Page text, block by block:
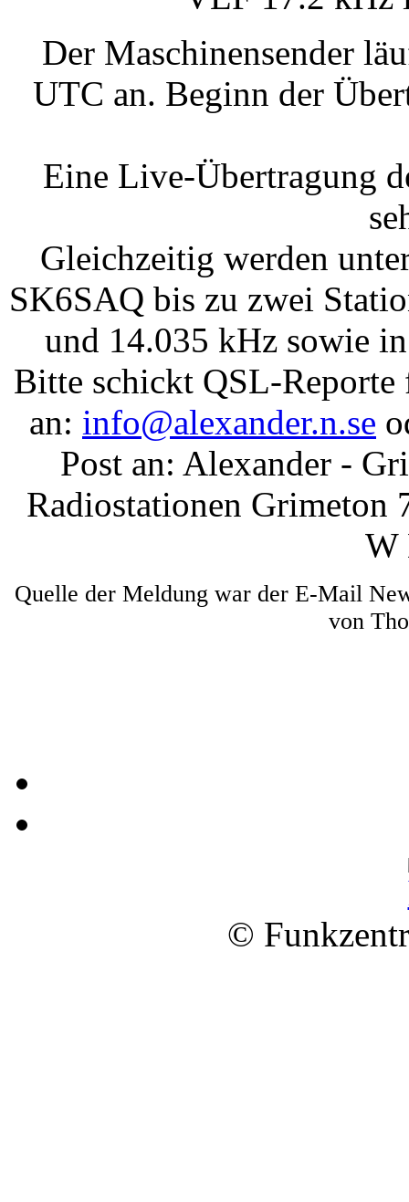
Der Maschinensender
UTC an. Beginn der
Eine Live-Übertragung
Gleichzeitig werden
SK6SAQ bis zu zwei
und 14.035 kHz sowie
Bitte schickt QSL-
an: info@alexander.n.se
Post an: Alexander -
Radiostationen
W
Quelle der Meldung war der E-Mail
von
©